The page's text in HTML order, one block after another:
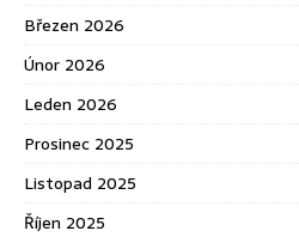
Březen 2026
Únor 2026
Leden 2026
Prosinec 2025
Listopad 2025
Říjen 2025